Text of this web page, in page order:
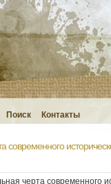
Поиск Контакты
современного
черта современного